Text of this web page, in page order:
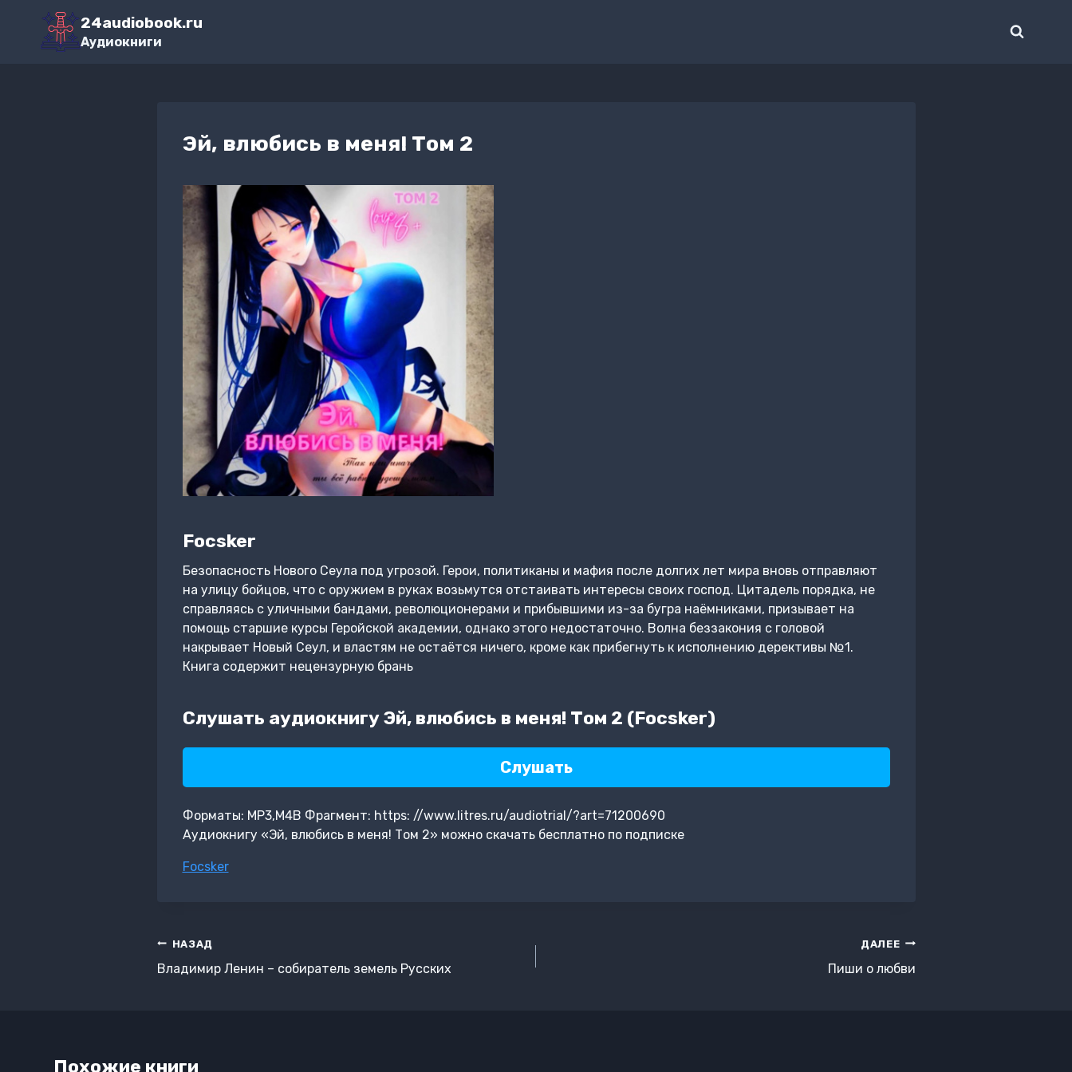
Перейти
содержимому
24audiobook.ru
Аудиокниги
Эй, влюбись в меня! Том 2
Focsker
Безопасность Нового Сеула под угрозой. Герои, политиканы и мафия после долгих лет мира вновь отправляют
на улицу бойцов, что с оружием в руках возьмутся отстаивать интересы своих господ. Цитадель порядка, не
справляясь с уличными бандами, революционерами и прибывшими из-за бугра наёмниками, призывает на
помощь старшие курсы Геройской академии, однако этого недостаточно. Волна беззакония с головой
накрывает Новый Сеул, и властям не остаётся ничего, кроме как прибегнуть к исполнению дерективы №1.
Книга содержит нецензурную брань
Слушать аудиокнигу Эй, влюбись в меня! Том 2 (Focsker)
Слушать
Форматы: MP3,M4B Фрагмент: https: //www.litres.ru/audiotrial/?art=71200690
Аудиокнигу «Эй, влюбись в меня! Том 2» можно скачать бесплатно по подписке
Метки
Focsker
Навигация
по
НАЗАД
Владимир Ленин – собиратель земель Русских
ДАЛЕЕ
Пиши о любви
Похожие книги